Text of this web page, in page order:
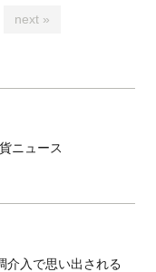
next »
ニュース
介入で思い出される